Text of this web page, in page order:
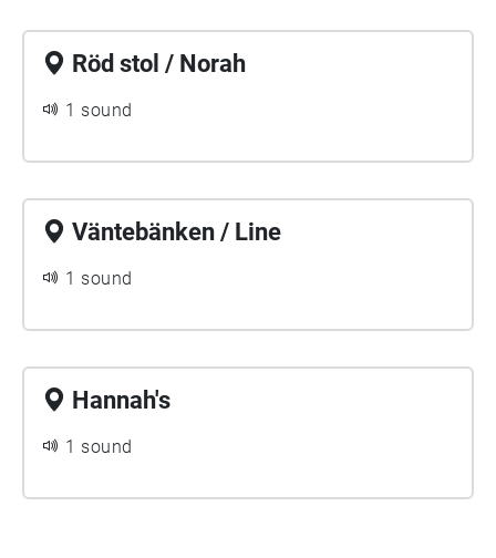
Röd stol / Norah
1 sound
Väntebänken / Line
1 sound
Hannah's
1 sound